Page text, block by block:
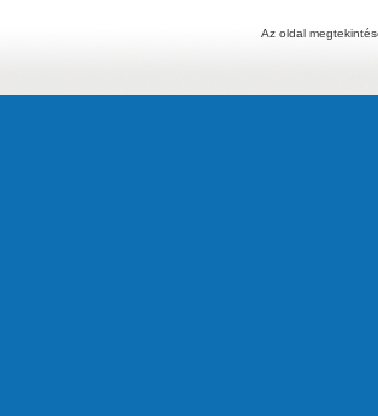
Az oldal